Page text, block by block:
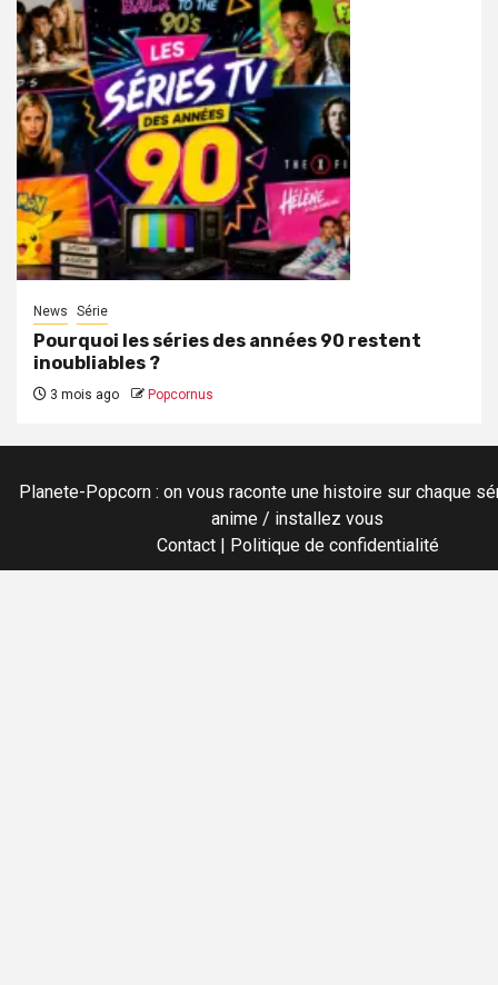
News Série
Pourquoi les séries des années 90 restent
inoubliables ?
3 mois ago Popcornus
Planete-Popcorn : on vous raconte une histoire sur chaque
anime / installez vous
Contact| Politique de confidentialité